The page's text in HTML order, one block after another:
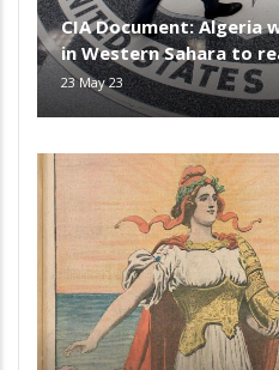
CIA Document: Algeria
in Western Sahara to
23 May 23